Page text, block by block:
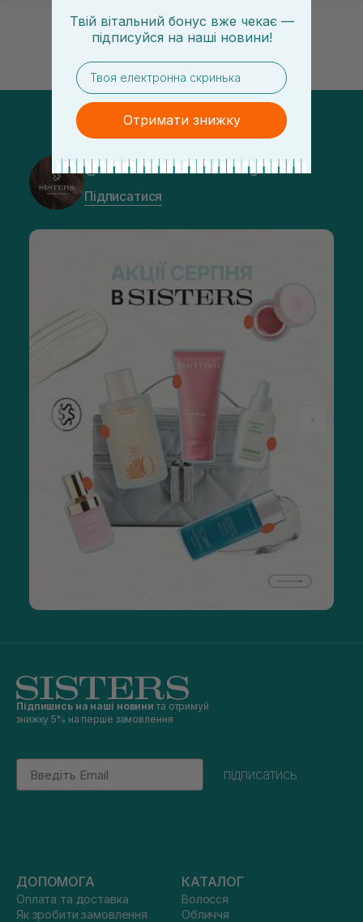
@sisters_stelmakh в Instagram
Підписатися
Підпишись на наші новини та отримуй
знижку 5% на перше замовлення
Email
підписатись
ДОПОМОГА
Оплата та доставка
Як зробити замовлення
КАТАЛОГ
Волосся
Обличчя
Твій вітальний бонус вже чекає —
підписуйся на наші новини!
email
Отримати знижку